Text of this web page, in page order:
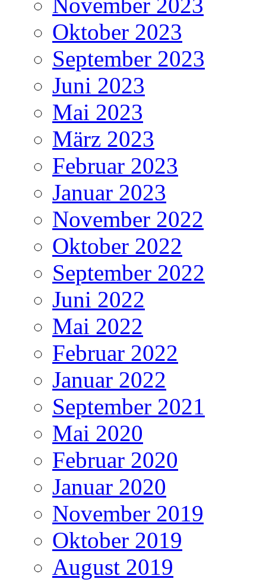
Oktober 2023
September 2023
Juni 2023
Mai 2023
März 2023
Februar 2023
Januar 2023
November 2022
Oktober 2022
September 2022
Juni 2022
Mai 2022
Februar 2022
Januar 2022
September 2021
Mai 2020
Februar 2020
Januar 2020
November 2019
Oktober 2019
August 2019